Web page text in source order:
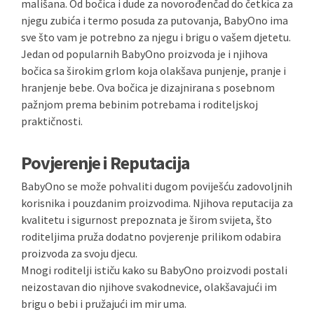
mališana. Od bočica i dude za novorođenčad do četkica za
njegu zubića i termo posuda za putovanja, BabyOno ima
sve što vam je potrebno za njegu i brigu o vašem djetetu.
Jedan od popularnih BabyOno proizvoda je i njihova
bočica sa širokim grlom koja olakšava punjenje, pranje i
hranjenje bebe. Ova bočica je dizajnirana s posebnom
pažnjom prema bebinim potrebama i roditeljskoj
praktičnosti.
Povjerenje i Reputacija
BabyOno se može pohvaliti dugom poviješću zadovoljnih
korisnika i pouzdanim proizvodima. Njihova reputacija za
kvalitetu i sigurnost prepoznata je širom svijeta, što
roditeljima pruža dodatno povjerenje prilikom odabira
proizvoda za svoju djecu.
Mnogi roditelji ističu kako su BabyOno proizvodi postali
neizostavan dio njihove svakodnevice, olakšavajući im
brigu o bebi i pružajući im mir uma.